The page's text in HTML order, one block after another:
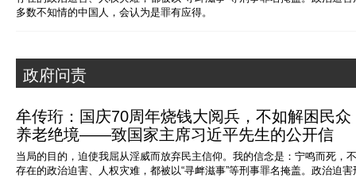
多数不知情的中国人，会认为是罪有应得。
政府问责
牟传珩：国庆70周年烧钱大阅兵，不如解困民众
养老绝境——致国家主席习近平先生的公开信
当局的目的，迫使我屈从淫威而放弃民主信仰。我的信念是：宁鸣而死，
存在的政治迫害、人权灾难，都被以“寻衅滋事”等刑事罪名掩盖。政治迫